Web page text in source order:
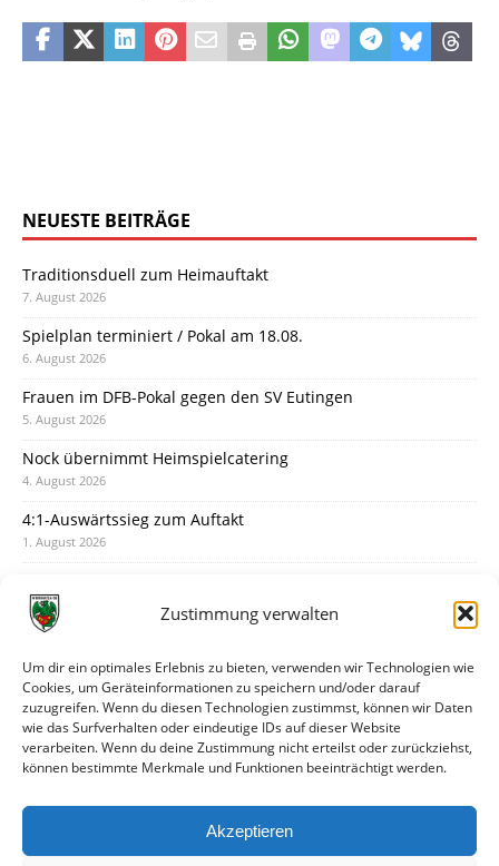
Zustimmung verwalten
Um dir ein optimales Erlebnis zu bieten, verwenden wir Technologien wie
Cookies, um Geräteinformationen zu speichern und/oder darauf
zuzugreifen. Wenn du diesen Technologien zustimmst, können wir Daten
wie das Surfverhalten oder eindeutige IDs auf dieser Website
verarbeiten. Wenn du deine Zustimmung nicht erteilst oder zurückziehst,
können bestimmte Merkmale und Funktionen beeinträchtigt werden.
Akzeptieren
NEUESTE BEITRÄGE
Traditionsduell zum Heimauftakt
7. August 2026
Spielplan terminiert / Pokal am 18.08.
6. August 2026
Frauen im DFB-Pokal gegen den SV Eutingen
5. August 2026
Nock übernimmt Heimspielcatering
4. August 2026
4:1-Auswärtssieg zum Auftakt
1. August 2026
31. Juli 2026
30. Juli 2026
Deine Spielminute: 89+1
28. Juli 2026
Neuer Rückensponsor
Neue Podcast-Folge: So tickt Björn!
27. Juli 2026